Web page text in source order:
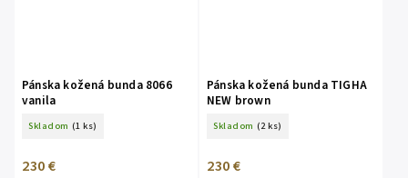
Pánska kožená bunda 8066
vanila
Skladom (1 ks)
230 €
Pánska kožená bunda TIGHA
NEW brown
Skladom (2 ks)
230 €